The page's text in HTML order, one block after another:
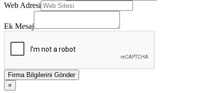
Web Adresi
Ek Mesaj
Firma Bilgilerini Gönder
×